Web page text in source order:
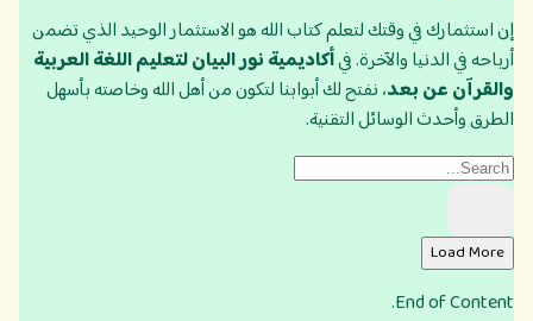
إن استثمارك في وقتك لتعلم كتاب الله هو الاستثمار الوحيد الذي تضمن
أرباحه في الدنيا والآخرة. فيأكاديمية نور البيان لتعليم اللغة العربية
والقرآن عن بعد، نفتح لك أبوابنا لتكون من أهل الله وخاصته بأسهل
الطرق وأحدث الوسائل التقنية.
Load More
End of Content.